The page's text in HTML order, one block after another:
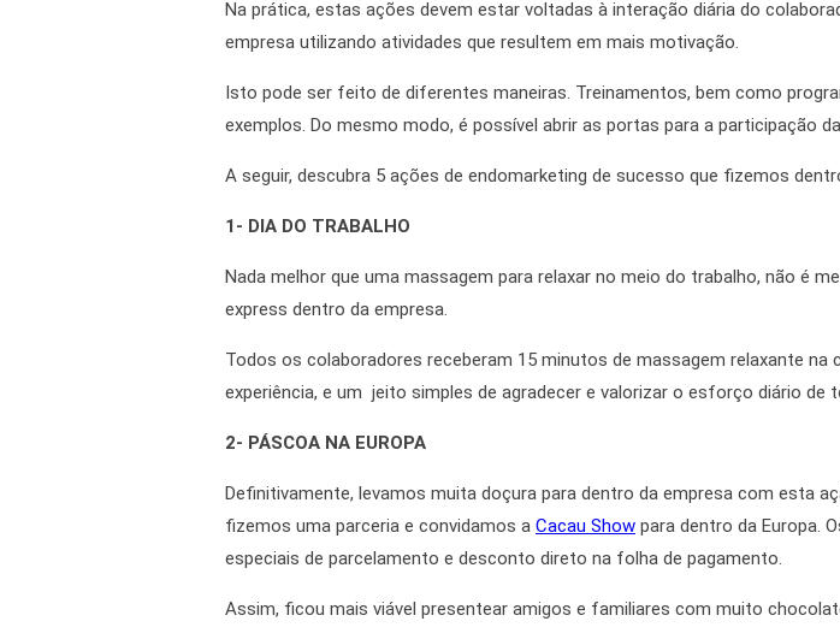
Na prática, estas ações devem estar voltadas à interação diária do
empresa utilizando atividades que resultem em mais motivação.
Isto pode ser feito de diferentes maneiras. Treinamentos, bem como
exemplos. Do mesmo modo, é possível abrir as portas para a participação
A seguir, descubra 5 ações de endomarketing de sucesso que fizemos
1- DIA DO TRABALHO
Nada melhor que uma massagem para relaxar no meio do trabalho, não é
express dentro da empresa.
Todos os colaboradores receberam 15 minutos de massagem relaxante
experiência, e um jeito simples de agradecer e valorizar o esforço diário de
2- PÁSCOA NA EUROPA
Definitivamente, levamos muita doçura para dentro da empresa com esta
fizemos uma parceria e convidamos a Cacau Show para dentro da Europa.
especiais de parcelamento e desconto direto na folha de pagamento.
Assim, ficou mais viável presentear amigos e familiares com muito